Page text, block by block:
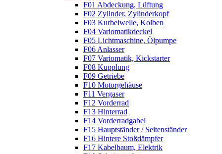
F01 Abdeckung, Lüftung
F02 Zylinder, Zylinderkopf
F03 Kurbelwelle, Kolben
F04 Variomatikdeckel
F05 Lichtmaschine, Ölpumpe
F06 Anlasser
F07 Variomatik, Kickstarter
F08 Kupplung
F09 Getriebe
F10 Motorgehäuse
F11 Vergaser
F12 Vorderrad
F13 Hinterrad
F14 Vorderradgabel
F15 Hauptständer / Seitenständer
F16 Hintere Stoßdämpfer
F17 Kabelbaum, Elektrik